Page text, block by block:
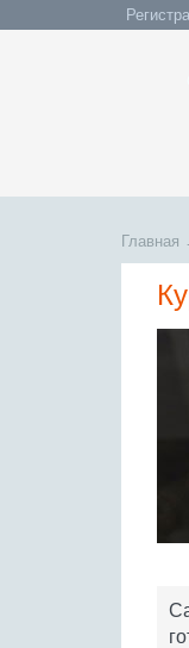
Главная